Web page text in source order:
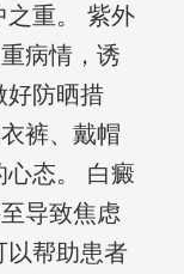
之重。 紫外
病情，诱
好防晒措
裤、戴帽
心态。 白癜
导致焦虑
以帮助患者